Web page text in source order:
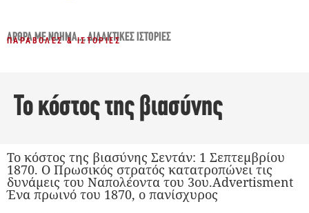
ΆΡΘΡΑ ΜΕ ΝΌΗΜΑ...,ΔΙΔΑΚΤΙΚΈΣ ΙΣΤΟΡΊΕΣ
ΠΑΡΑΒΟΛΈΣ & ΙΣΤΟΡΊΕΣ
Το κόστος της βιασύνης
Το κόστος της βιασύνης Σεντάν: 1 Σεπτεμβρίου
1870. Ο Πρωσικός στρατός κατατροπώνει τις
δυνάμεις του Ναπολέοντα του 3ου.Advertisment
Ένα πρωινό του 1870, ο πανίσχυρος